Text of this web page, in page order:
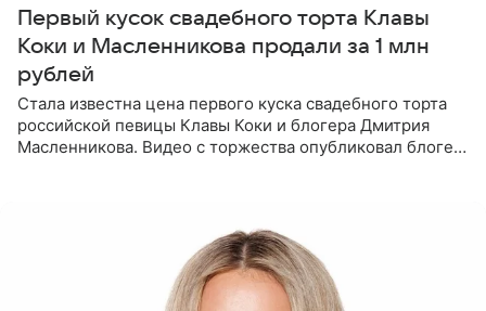
Первый кусок свадебного торта Клавы
Коки и Масленникова продали за 1 млн
рублей
Стала известна цена первого куска свадебного торта
российской певицы Клавы Коки и блогера Дмитрия
Масленникова. Видео с торжества опубликовал блогер